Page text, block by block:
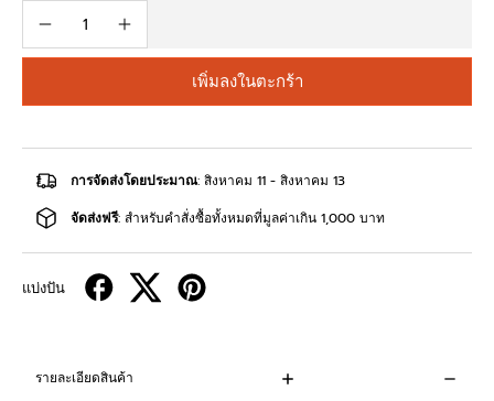
เพิ่มลงในตะกร้า
การจัดส่งโดยประมาณ: สิงหาคม 11 - สิงหาคม 13
จัดส่งฟรี: สำหรับคำสั่งซื้อทั้งหมดที่มูลค่าเกิน 1,000 บาท
แบ่งปัน
รายละเอียดสินค้า